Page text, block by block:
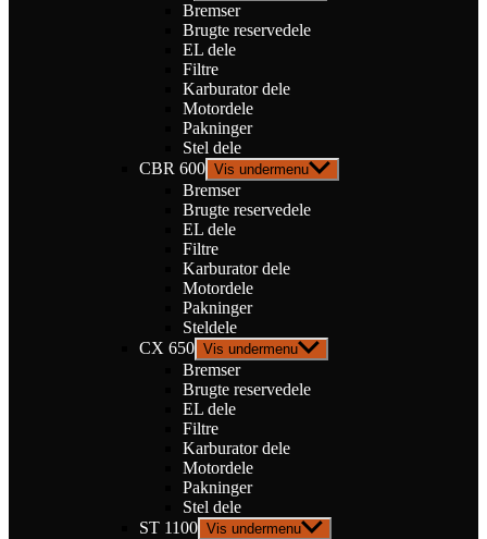
Bremser
Brugte reservedele
EL dele
Filtre
Karburator dele
Motordele
Pakninger
Stel dele
CBR 600 Vis undermenu
Bremser
Brugte reservedele
EL dele
Filtre
Karburator dele
Motordele
Pakninger
Steldele
CX 650 Vis undermenu
Bremser
Brugte reservedele
EL dele
Filtre
Karburator dele
Motordele
Pakninger
Stel dele
ST 1100 Vis undermenu